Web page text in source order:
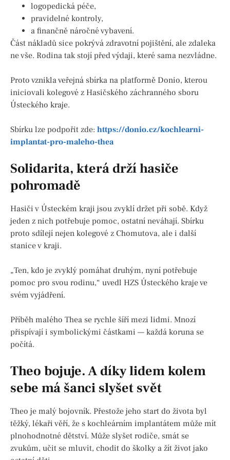
logopedická péče,
pravidelné kontroly,
a finančně náročné vybavení.
Část nákladů sice pokrývá zdravotní pojištění, ale zdaleka
ne vše. Rodina tak stojí před výdaji, které sama nezvládne.
Proto vznikla veřejná sbírka na platformě Donio, kterou
iniciovali kolegové z Hasičského záchranného sboru
Ústeckého kraje.
Sbírku lze podpořit zde: https://donio.cz/kochlearni-
implantat-pro-maleho-thea
Solidarita, která drží hasiče
pohromadě
Hasiči v Ústeckém kraji jsou zvyklí držet při sobě. Když
jeden z nich potřebuje pomoc, ostatní neváhají. Sbírku
proto sdílejí nejen kolegové z Chomutova, ale i další
stanice v kraji.
„Ten, kdo je zvyklý pomáhat druhým, nyní potřebuje
pomoc pro svou rodinu,“ uvedl HZS Ústeckého kraje ve
svém vyjádření.
Příběh malého Thea se rychle šíří mezi lidmi. Mnozí
přispívají i symbolickými částkami — každá koruna se
počítá.
Theo bojuje. A díky lidem kolem
sebe má šanci slyšet svět
Theo je malý bojovník. Přestože jeho start do života byl
těžký, lékaři věří, že s kochleárním implantátem může mít
plnohodnotné dětství. Může slyšet rodiče, smát se
zvukům, učit se mluvit, chodit do školky a žít život jako